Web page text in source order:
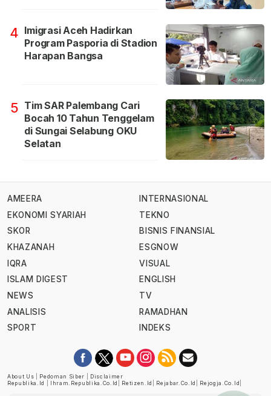
4 Imigrasi Aceh Hadirkan
Program Pasporia di Stadion
Harapan Bangsa
5 Tim SAR Palembang Cari
Bocah 10 Tahun Tenggelam
di Sungai Selabung OKU
Selatan
AMEERA
EKONOMI SYARIAH
SKOR
KHAZANAH
IQRA
ISLAM DIGEST
NEWS
ANALISIS
SPORT
INTERNASIONAL
TEKNO
BISNIS FINANSIAL
ESGNOW
VISUAL
ENGLISH
TV
RAMADHAN
INDEKS
About Us Pedoman Siber
Disclaimer
Republika.id
Ihram.republika.co.id Retizen.id Rejabar.co.id Rejogja.co.id